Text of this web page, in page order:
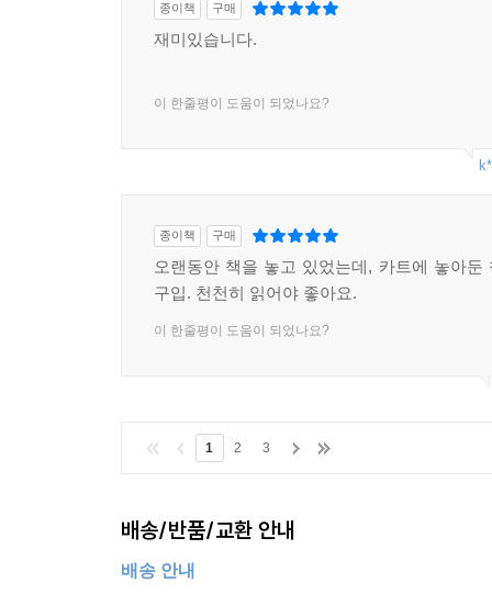
종이책 구매
재미있습니다.
이 한줄평이 도움이 되었나요?
종이책 구매
오랜동안 책을 놓고 있었는데, 카트에 놓아둔
구입. 천천히 읽어야 좋아요.
이 한줄평이 도움이 되었나요?
1 2 3
배송/반품/교환 안내
배송 안내